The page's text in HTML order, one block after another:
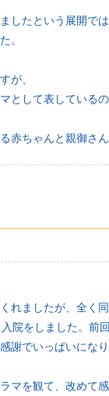
したという展開で
。
が、
として表している
赤ちゃんと親御さ
れましたが、全く
院をしました。前
謝でいっぱいになり
マを観て、改めて感